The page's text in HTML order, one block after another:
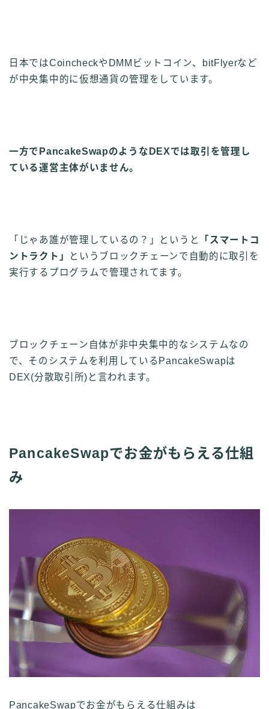
日本ではCoincheckやDMMビットコイン、bitFlyerなど
が中央集中的に仮想通貨の管理をしています。
一方でPancakeSwapのようなDEXでは取引を管理し
ている運営主体がいません。
「じゃあ誰が管理しているの？」というと
「スマートコ
ントラクト」
というブロックチェーンで自動的に取引を
実行するプログラムで管理されてます。
ブロックチェーン自体が非中央集中的なシステムなの
で、そのシステムを利用しているPancakeSwapは
DEX(分散取引所)と言われます。
PancakeSwapでお金がもらえる仕組
み
PancakeSwapでお金がもらえる仕組みは